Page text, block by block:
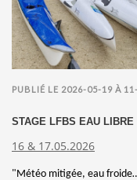
PUBLIÉ LE 2026-05-19 À
STAGE LFBS EAU LIBRE
16 & 17.05.2026
"Météo mitigée, eau